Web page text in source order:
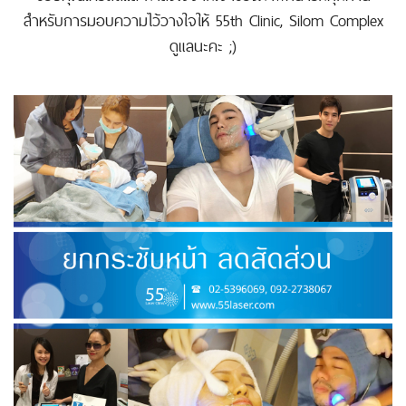
สำหรับการมอบความไว้วางใจให้ 55th Clinic, Silom Complex
ดูแลนะคะ ;)